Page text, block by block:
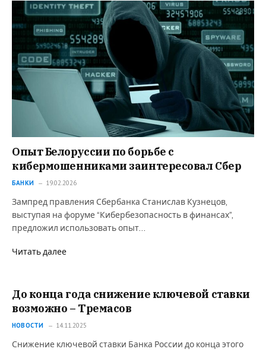
Опыт Белоруссии по борьбе с
кибермошенниками заинтересовал Сбер
БАНКИ 19.02.2026
Зампред правления Сбербанка Станислав Кузнецов,
выступая на форуме “Кибербезопасность в финансах”,
предложил использовать опыт…
Читать далее
До конца года снижение ключевой ставки
возможно – Тремасов
НОВОСТИ 14.11.2025
Снижение ключевой ставки Банка России до конца этого